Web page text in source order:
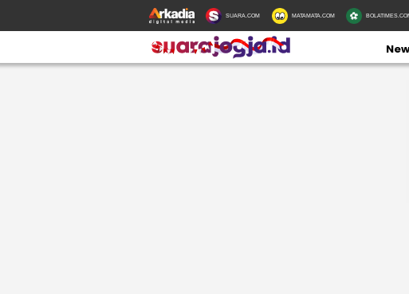
SUARA.COM MATAMATA.COM